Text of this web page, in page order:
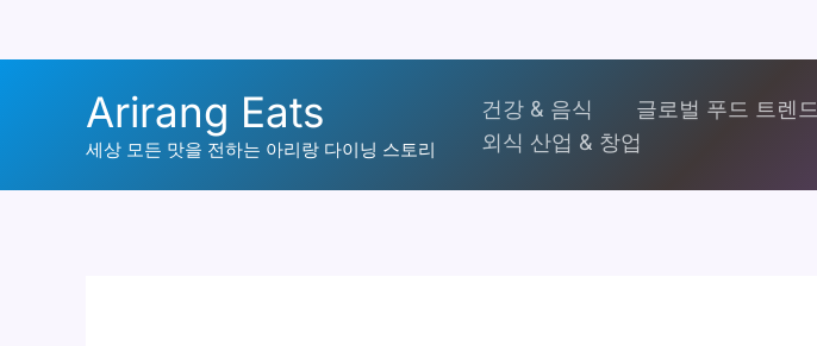
Arirang Eats
세상 모든 맛을 전하는 아리랑 다이닝 스토리
건강 & 음식 글로벌 푸드 트렌드
외식 산업 & 창업